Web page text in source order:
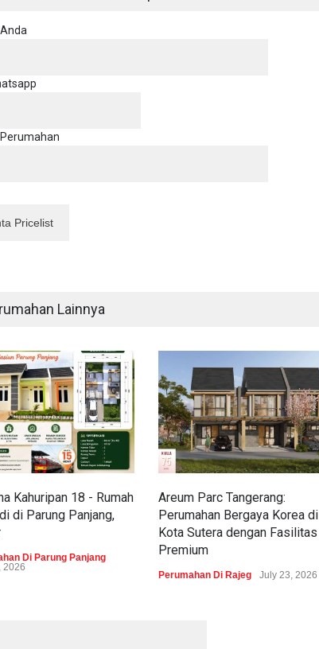
Lainnya
Kahuripan 18 - Rumah
di Parung Panjang,
Di Parung Panjang
2026
Areum Parc Tangerang:
Perumahan Bergaya Korea di
Kota Sutera dengan Fasilitas
Premium
Perumahan Di Rajeg July 23, 2026